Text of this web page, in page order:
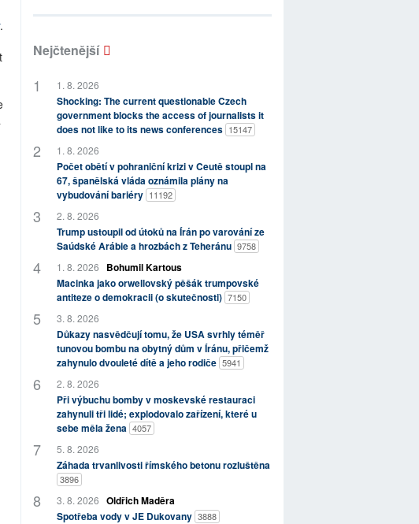
.
Nejčtenější
1. 8. 2026
Shocking: The current questionable Czech
government blocks the access of journalists it
does not like to its news conferences 15147
1. 8. 2026
Počet obětí v pohraniční krizi v Ceutě stoupl na
67, španělská vláda oznámila plány na
vybudování bariéry 11192
2. 8. 2026
Trump ustoupil od útoků na Írán po varování ze
Saúdské Arábie a hrozbách z Teheránu 9758
1. 8. 2026
Bohumil Kartous
Macinka jako orwellovský pěšák trumpovské
antiteze o demokracii (o skutečnosti) 7150
3. 8. 2026
Důkazy nasvědčují tomu, že USA svrhly téměř
tunovou bombu na obytný dům v Íránu, přičemž
zahynulo dvouleté dítě a jeho rodiče 5941
2. 8. 2026
Při výbuchu bomby v moskevské restauraci
zahynuli tři lidé; explodovalo zařízení, které u
sebe měla žena 4057
5. 8. 2026
Záhada trvanlivosti římského betonu rozluštěna
3896
3. 8. 2026 Oldřich Maděra
Spotřeba vody v JE Dukovany 3888